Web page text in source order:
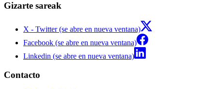
Gizarte sareak
X - Twitter (se abre en nueva ventana)
Facebook (se abre en nueva ventana)
Linkedin (se abre en nueva ventana)
Contacto